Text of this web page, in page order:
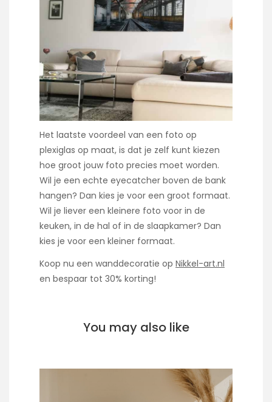
Het laatste voordeel van een foto op
plexiglas op maat, is dat je zelf kunt kiezen
hoe groot jouw foto precies moet worden.
Wil je een echte eyecatcher boven de bank
hangen? Dan kies je voor een groot formaat.
Wil je liever een kleinere foto voor in de
keuken, in de hal of in de slaapkamer? Dan
kies je voor een kleiner formaat.
Koop nu een wanddecoratie op Nikkel-art.nl
en bespaar tot 30% korting!
You may also like